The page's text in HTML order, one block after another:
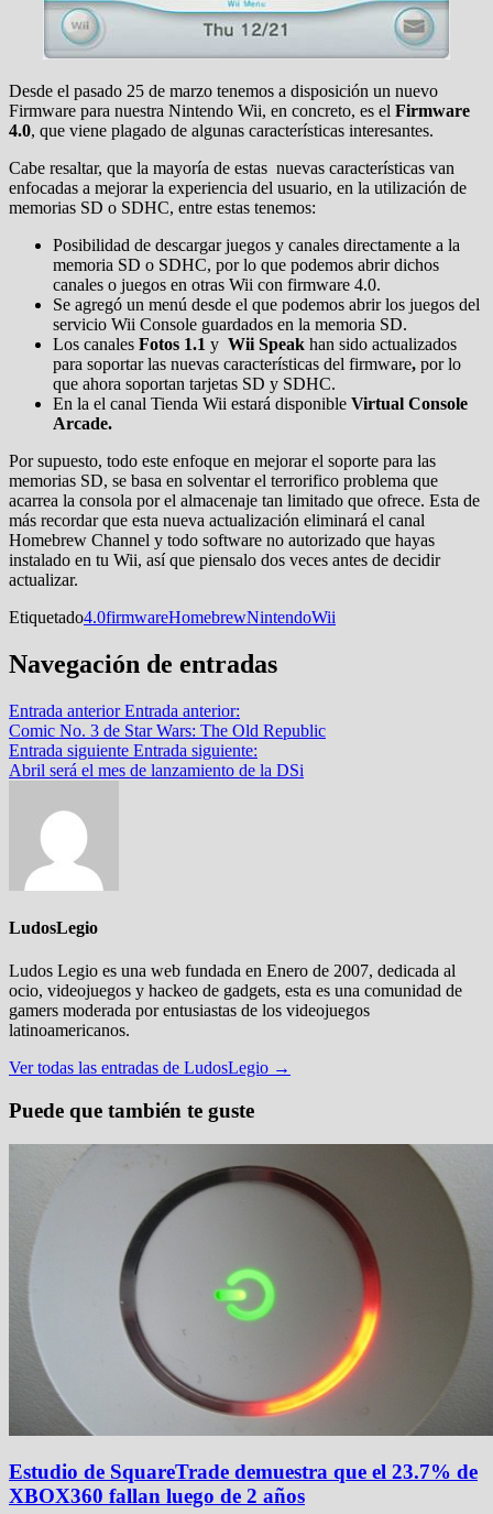
Desde el pasado 25 de marzo tenemos a disposición un nuevo
Firmware para nuestra Nintendo Wii, en concreto, es el Firmware
4.0, que viene plagado de algunas características interesantes.
Cabe resaltar, que la mayoría de estas nuevas características van
enfocadas a mejorar la experiencia del usuario, en la utilización de
memorias SD o SDHC, entre estas tenemos:
Posibilidad de descargar juegos y canales directamente a la
memoria SD o SDHC, por lo que podemos abrir dichos
canales o juegos en otras Wii con firmware 4.0.
Se agregó un menú desde el que podemos abrir los juegos del
servicio Wii Console guardados en la memoria SD.
Los canales Fotos 1.1 y Wii Speak han sido actualizados
para soportar las nuevas características del firmware, por lo
que ahora soportan tarjetas SD y SDHC.
En la el canal Tienda Wii estará disponible Virtual Console
Arcade.
Por supuesto, todo este enfoque en mejorar el soporte para las
memorias SD, se basa en solventar el terrorifico problema que
acarrea la consola por el almacenaje tan limitado que ofrece. Esta de
más recordar que esta nueva actualización eliminará el canal
Homebrew Channel y todo software no autorizado que hayas
instalado en tu Wii, así que piensalo dos veces antes de decidir
actualizar.
Etiquetado4.0firmwareHomebrewNintendoWii
Navegación de entradas
Entrada anterior Entrada anterior:
Comic No. 3 de Star Wars: The Old Republic
Entrada siguiente Entrada siguiente:
Abril será el mes de lanzamiento de la DSi
LudosLegio
Ludos Legio es una web fundada en Enero de 2007, dedicada al
ocio, videojuegos y hackeo de gadgets, esta es una comunidad de
gamers moderada por entusiastas de los videojuegos
latinoamericanos.
Ver todas las entradas de LudosLegio →
Puede que también te guste
Estudio de SquareTrade demuestra que el 23.7% de
XBOX360 fallan luego de 2 años